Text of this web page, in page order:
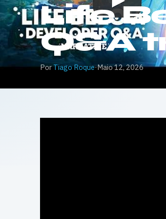
Life
Q&A
PorTiago Roque·Maio 12, 2026